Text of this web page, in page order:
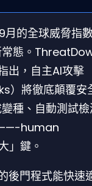
的全球威脅指
常態。
出，自主AI攻擊
）將徹底顛覆安
種、自動測試
——-human
」鍵。
後門程式能快速